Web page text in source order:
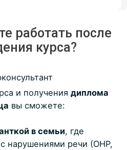
работать после
курса?
и получения диплома
вы сможете:
в семьи, где
нарушениями речи (ОНР,